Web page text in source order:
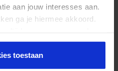
aan jouw interesses aan.
ga je hiermee akkoord.
beleid.
toestaan